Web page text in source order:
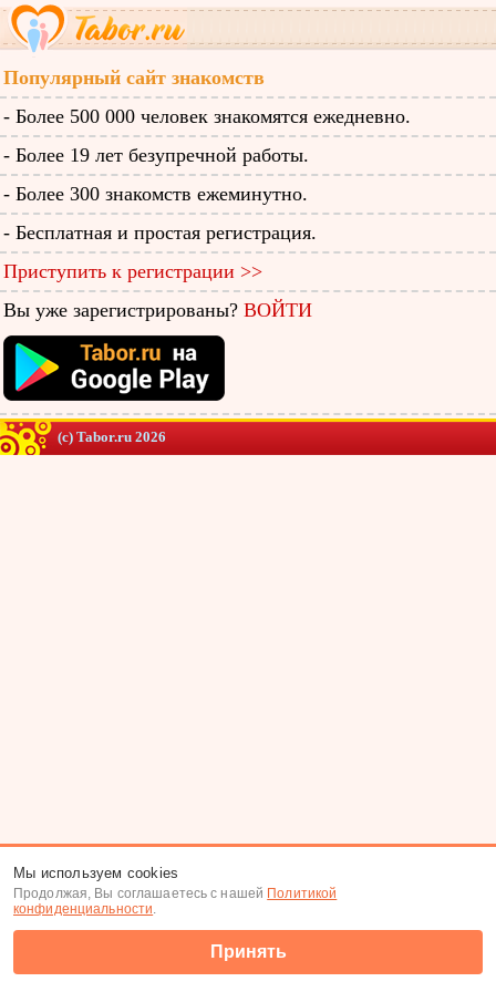
Популярный сайт знакомств
- Более 500 000 человек знакомятся ежедневно.
- Более 19 лет безупречной работы.
- Более 300 знакомств ежеминутно.
- Бесплатная и простая регистрация.
Приступить к регистрации >>
Вы уже зарегистрированы? ВОЙТИ
(c) Tabor.ru 2026
Мы используем cookies
Продолжая, Вы соглашаетесь с нашей Политикой
конфиденциальности.
Принять